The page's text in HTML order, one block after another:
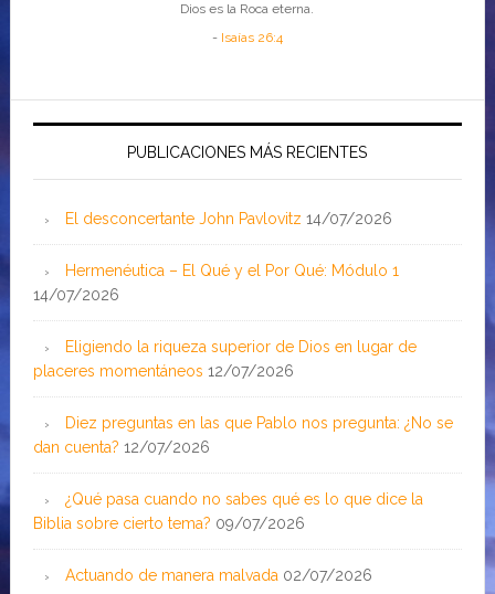
Dios es la Roca eterna.
- Isaías 26:4
PUBLICACIONES MÁS RECIENTES
El desconcertante John Pavlovitz 14/07/2026
Hermenéutica – El Qué y el Por Qué: Módulo 1
14/07/2026
Eligiendo la riqueza superior de Dios en lugar de
placeres momentáneos 12/07/2026
Diez preguntas en las que Pablo nos pregunta: ¿No se
dan cuenta? 12/07/2026
¿Qué pasa cuando no sabes qué es lo que dice la
Biblia sobre cierto tema? 09/07/2026
Actuando de manera malvada 02/07/2026